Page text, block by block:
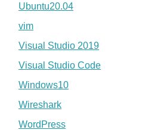
Ubuntu20.04
vim
Visual Studio 2019
Visual Studio Code
Windows10
Wireshark
WordPress